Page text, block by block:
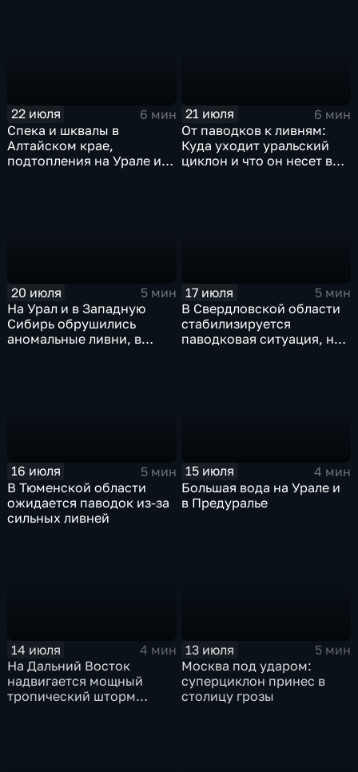
22 июля
6 мин
Спека и шквалы в
Алтайском крае,
подтопления на Урале и
21 июля
6 мин
От паводков к ливням:
Куда уходит уральский
циклон и что он несет в
20 июля
5 мин
На Урал и в Западную
Сибирь обрушились
аномальные ливни, в
17 июля
5 мин
В Свердловской области
стабилизируется
паводковая ситуация, но
16 июля
5 мин
В Тюменской области
ожидается паводок из-за
сильных ливней
15 июля
4 мин
Большая вода на Урале и
в Предуралье
14 июля
4 мин
На Дальний Восток
надвигается мощный
тропический шторм
13 июля
5 мин
Москва под ударом:
суперциклон принес в
столицу грозы